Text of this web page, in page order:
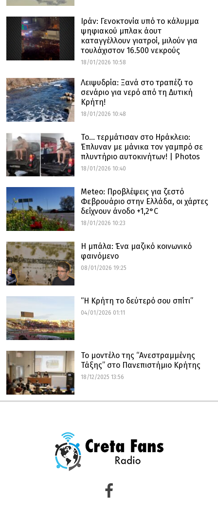
Ιράν: Γενοκτονία υπό το κάλυμμα
ψηφιακού μπλακ άουτ
καταγγέλλουν γιατροί, μιλούν για
τουλάχιστον 16.500 νεκρούς
18/01/2026 10:58
Λειψυδρία: Ξανά στο τραπέζι το
σενάριο για νερό από τη Δυτική
Κρήτη!
18/01/2026 10:48
Το… τερμάτισαν στο Ηράκλειο:
Έπλυναν με μάνικα τον γαμπρό σε
πλυντήριο αυτοκινήτων! | Photos
18/01/2026 10:40
Meteo: Προβλέψεις για ζεστό
Φεβρουάριο στην Ελλάδα, οι χάρτες
δείχνουν άνοδο +1,2°C
18/01/2026 10:23
Η μπάλα: Ένα μαζικό κοινωνικό
φαινόμενο
08/01/2026 19:25
“Η Κρήτη το δεύτερό σου σπίτι”
04/01/2026 01:11
Το μοντέλο της “Ανεστραμμένης
Τάξης” στο Πανεπιστήμιο Κρήτης
18/12/2025 13:56